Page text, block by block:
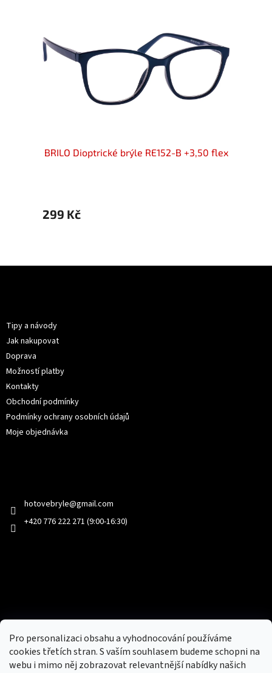
Pro personalizaci obsahu a vyhodnocování používáme
cookies třetích stran. S vaším souhlasem budeme schopni na
webu i mimo něj zobrazovat relevantnější nabídky našich
BRILO Dioptrické brýle RE152-B +3,50 flex
299 Kč
Tipy a návody
Jak nakupovat
Doprava
Možností platby
Kontakty
Obchodní podmínky
Podmínky ochrany osobních údajů
Moje objednávka
hotovebryle@gmail.com
+420 776 222 271 (9:00-16:30)